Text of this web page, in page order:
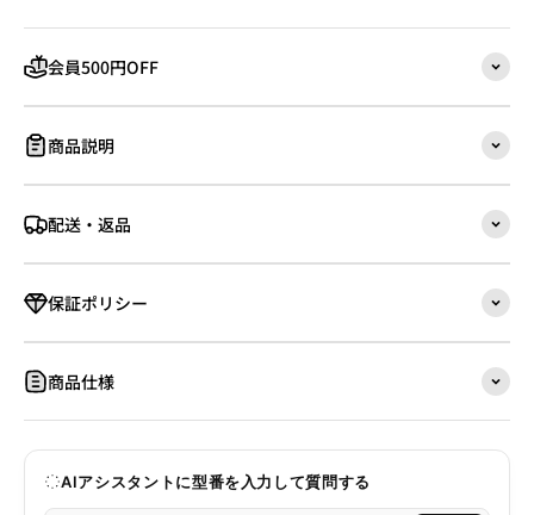
会員500円OFF
商品説明
配送・返品
保証ポリシー
商品仕様
AIアシスタントに型番を入力して質問する